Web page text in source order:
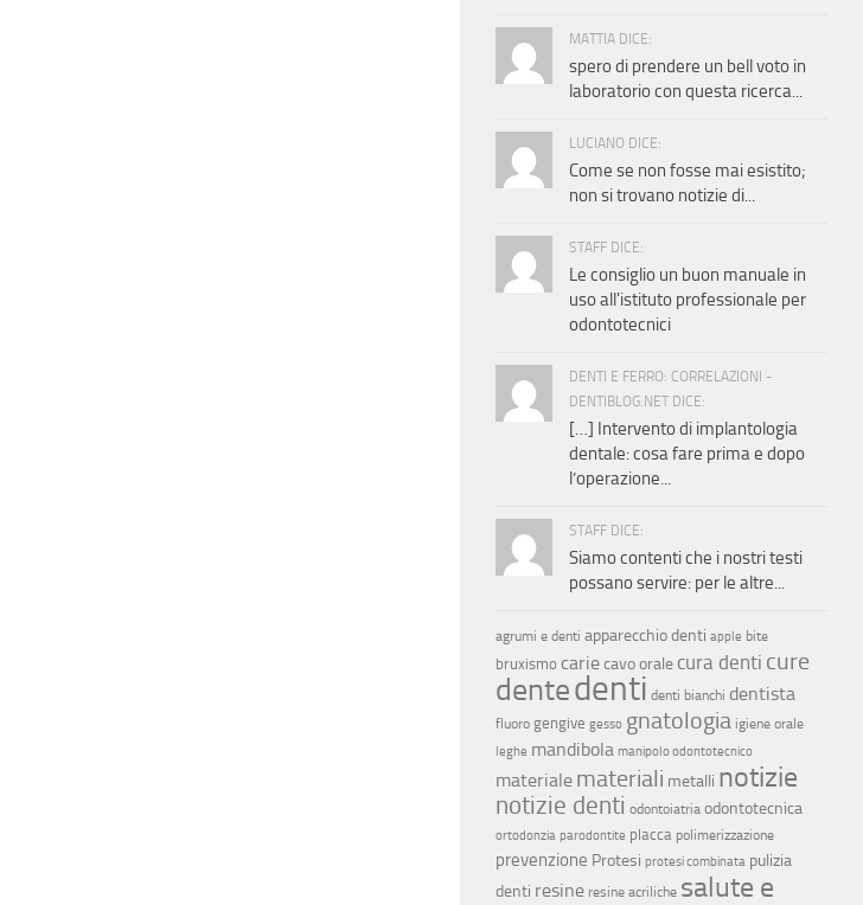
MATTIA DICE:
spero di prendere un bell voto in
laboratorio con questa ricerca...
LUCIANO DICE:
Come se non fosse mai esistito;
non si trovano notizie di...
STAFF DICE:
Le consiglio un buon manuale in
uso all'istituto professionale per
odontotecnici
DENTI E FERRO: CORRELAZIONI -
DENTIBLOG.NET DICE:
[…] Intervento di implantologia
dentale: cosa fare prima e dopo
l’operazione...
STAFF DICE:
Siamo contenti che i nostri testi
possano servire: per le altre...
agrumi e denti apparecchio denti apple bite
bruxismo cariecavo orale cura denti cure
dentedenti denti bianchi dentista
fluoro gengive gesso gnatologia igiene orale
leghe mandibola manipolo odontotecnico
materiale materiali metalli notizie
notizie denti odontoiatria odontotecnica
ortodonzia parodontite placca polimerizzazione
prevenzione Protesi protesi combinata pulizia
denti resine resine acriliche salute e